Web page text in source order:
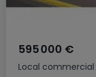
Local commercial
595 000 €